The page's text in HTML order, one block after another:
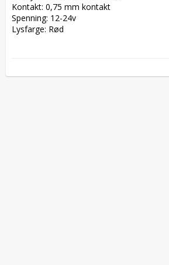
Kontakt: 0,75 mm kontakt
Spenning: 12-24v
Lysfarge: Rød